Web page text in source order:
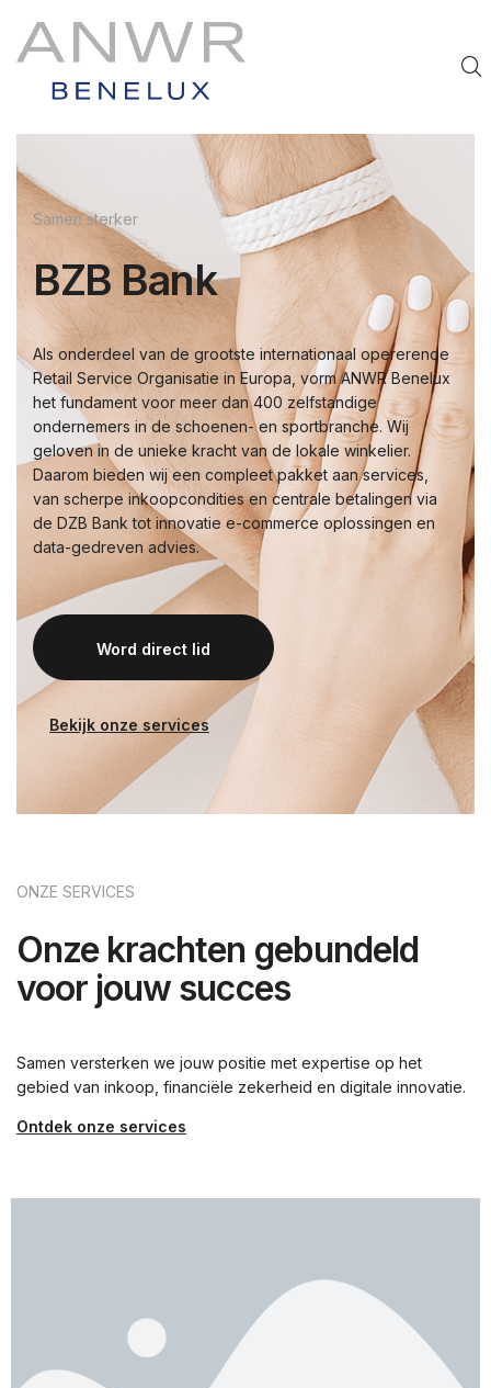
Samen sterker
BZB Bank
Als onderdeel van de grootste internationaal opererende
Retail Service Organisatie in Europa, vorm ANWR Benelux
het fundament voor meer dan 400 zelfstandige
ondernemers in de schoenen- en sportbranche. Wij
geloven in de unieke kracht van de lokale winkelier.
Daarom bieden wij een compleet pakket aan services,
van scherpe inkoopcondities en centrale betalingen via
de DZB Bank tot innovatie e-commerce oplossingen en
data-gedreven advies.
Word direct lid
Bekijk onze services
ONZE SERVICES
Onze krachten gebundeld
voor jouw succes
Samen versterken we jouw positie met expertise op het
gebied van inkoop, financiële zekerheid en digitale innovatie.
Ontdek onze services